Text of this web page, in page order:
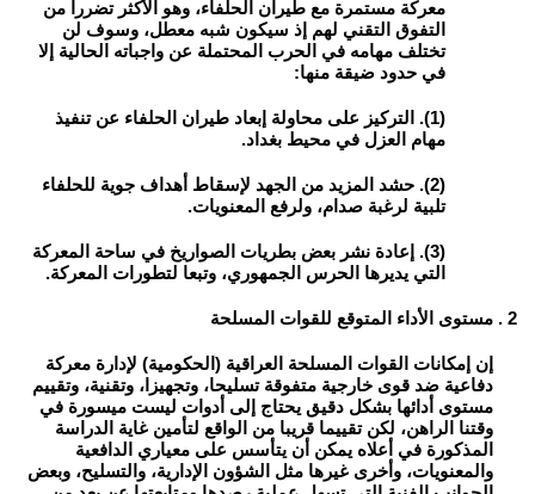
معركة مستمرة مع طيران الحلفاء، وهو الأكثر تضررا من
التفوق التقني لهم إذ سيكون شبه معطل، وسوف لن
تختلف مهامه في الحرب المحتملة عن واجباته الحالية إلا
في حدود ضيقة منها:
(1). التركيز على محاولة إبعاد طيران الحلفاء عن تنفيذ
مهام العزل في محيط بغداد.
(2). حشد المزيد من الجهد لإسقاط أهداف جوية للحلفاء
تلبية لرغبة صدام، ولرفع المعنويات.
(3). إعادة نشر بعض بطريات الصواريخ في ساحة المعركة
التي يديرها الحرس الجمهوري، وتبعا لتطورات المعركة.
2 . مستوى الأداء المتوقع للقوات المسلحة
إن إمكانات القوات المسلحة العراقية (الحكومية) لإدارة معركة
دفاعية ضد قوى خارجية متفوقة تسليحا، وتجهيزا، وتقنية، وتقييم
مستوى أدائها بشكل دقيق يحتاج إلى أدوات ليست ميسورة في
وقتنا الراهن، لكن تقييما قريبا من الواقع لتأمين غاية الدراسة
المذكورة في أعلاه يمكن أن يتأسس على معياري الدافعية
والمعنويات، وأخرى غيرها مثل الشؤون الإدارية، والتسليح، وبعض